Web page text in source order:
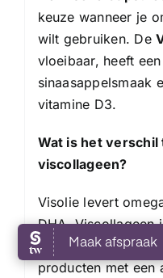
keuze wanneer je
wilt gebruiken. De
vloeibaar, heeft
sinaasappelsmaak
vitamine D3.
Wat is het
viscollageen?
Visolie levert
DHA. Viscollageen
collageenpeptiden.
producten met een